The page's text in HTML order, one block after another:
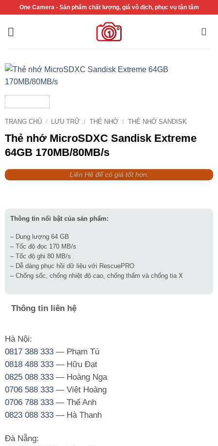
nội
One Camera - Sản phẩm chất lượng, giá vô địch, phục vụ tận tâm
TRANG CHỦ / LƯU TRỮ / THẺ NHỚ / THẺ NHỚ SANDISK
Thẻ nhớ MicroSDXC Sandisk Extreme
64GB 170MB/80MB/s
Liên Hệ để có giá tốt hơn.
Thông tin nổi bật của sản phẩm:
– Dung lượng 64 GB
– Tốc độ đọc 170 MB/s
– Tốc độ ghi 80 MB/s
– Dễ dàng phục hồi dữ liệu với RescuePRO
– Chống sốc, chống nhiệt độ cao, chống thấm và chống tia X
Thông tin liên hệ
Hà Nội:
0817 388 333— Phạm Tú
0818 488 333— Hữu Đạt
0825 088 333— Hoàng Nga
0706 588 333— Việt Hoàng
0706 788 333— Thế Anh
0823 088 333— Hà Thanh
Đà Nẵng: